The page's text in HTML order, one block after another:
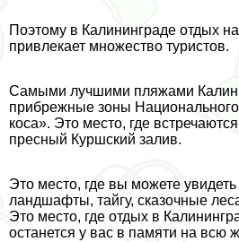
Поэтому в Калининграде отдых
привлекает множество туристов.
Самыми лучшими пляжами
прибрежные зоны
коса». Это место, где
пресный Куршский залив.
Это место, где вы можете
ландшафты, тайгу, сказочные
Это место, где отдых в
останется у вас в памяти на всю